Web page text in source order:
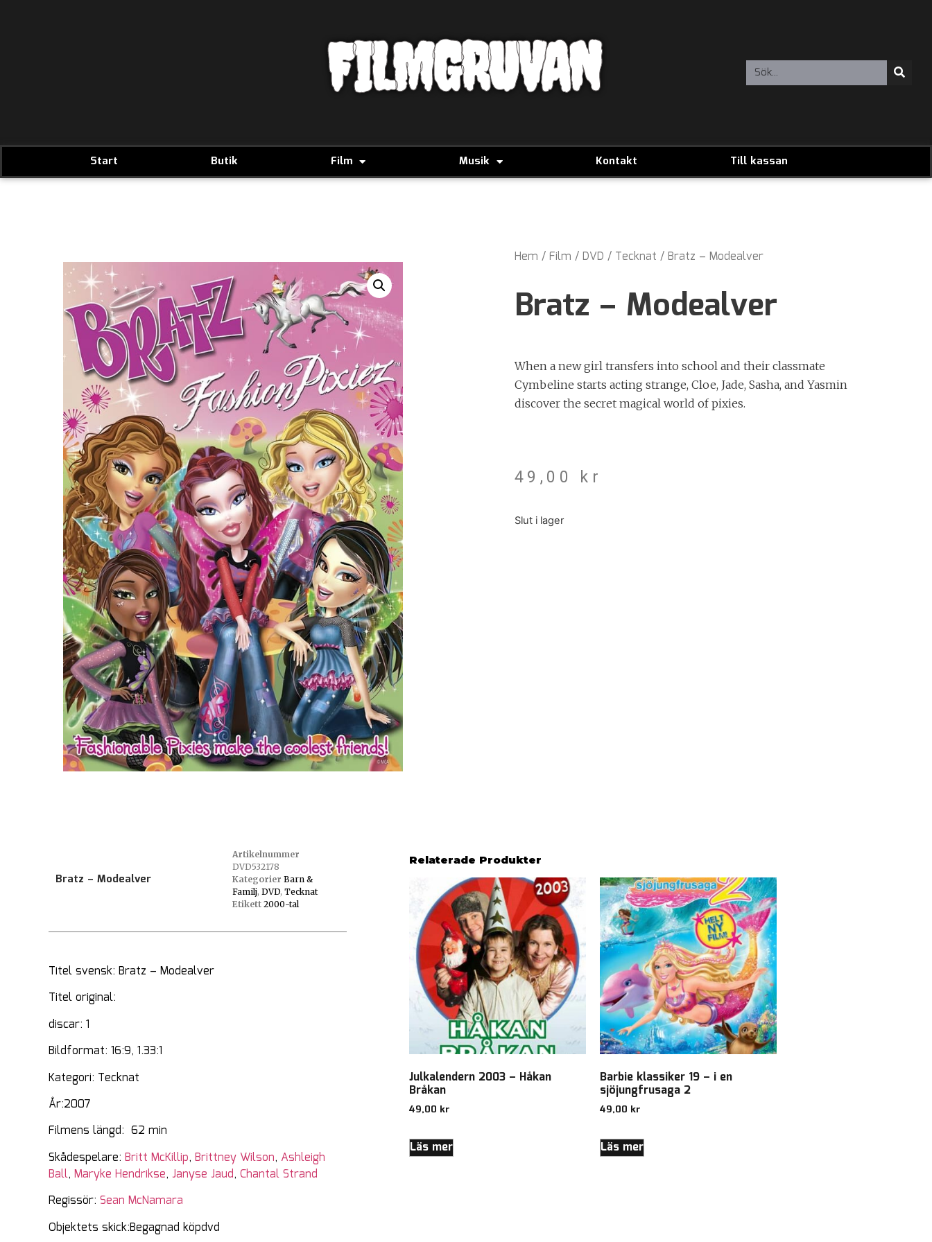
FILMGRUVAN
Start Butik Film Musik Kontakt Till kassan
Hem / Film / DVD / Tecknat / Bratz – Modealver
Bratz – Modealver
When a new girl transfers into school and their classmate
Cymbeline starts acting strange, Cloe, Jade, Sasha, and Yasmin
discover the secret magical world of pixies.
49,00 kr
Slut i lager
Bratz – Modealver
Artikelnummer
DVD532178
Kategorier Barn &
Familj, DVD, Tecknat
Etikett 2000-tal
Titel svensk: Bratz – Modealver
Titel original:
discar: 1
Bildformat: 16:9, 1.33:1
Kategori: Tecknat
År:2007
Filmens längd: 62 min
Skådespelare: Britt McKillip, Brittney Wilson, Ashleigh
Ball, Maryke Hendrikse, Janyse Jaud, Chantal Strand
Regissör: Sean McNamara
Objektets skick:Begagnad köpdvd
Relaterade Produkter
Julkalendern 2003 – Håkan
Bråkan
49,00 kr
Läs mer
Barbie klassiker 19 – i en
sjöjungfrusaga 2
49,00 kr
Läs mer